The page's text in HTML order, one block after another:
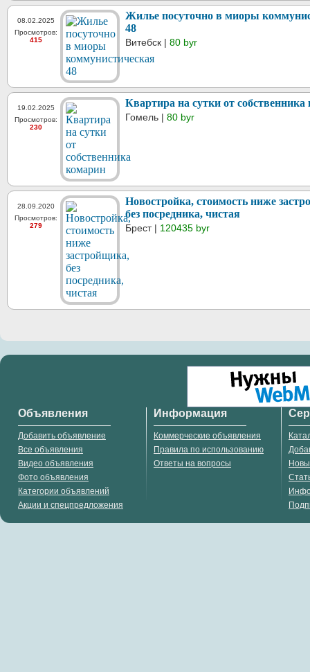
08.02.2025
Просмотров:
415
Жилье посуточно в миоры
48
Витебск | 80 byr
19.02.2025
Просмотров:
230
Квартира на сутки от
Гомель | 80 byr
28.09.2020
Просмотров:
279
Новостройка, стоимость ниже
без посредника, чистая
Брест | 120435 byr
Объявления
Добавить объявление
Все объявления
Видео объявления
Фото объявления
Категории объявлений
Акции и спецпредложения
Информация
Коммерческие объявления
Правила по использованию
Ответы на вопросы